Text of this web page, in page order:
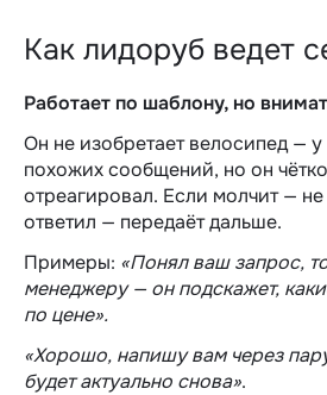
Как лидоруб ведет
Работает по шаблону, но
Он не изобретает велосипед — у
похожих сообщений, но он
отреагировал. Если молчит — не
ответил — передаёт дальше.
Примеры: «Понял ваш запрос,
менеджеру — он подскажет,
по цене».
«Хорошо, напишу вам через
будет актуально снова».